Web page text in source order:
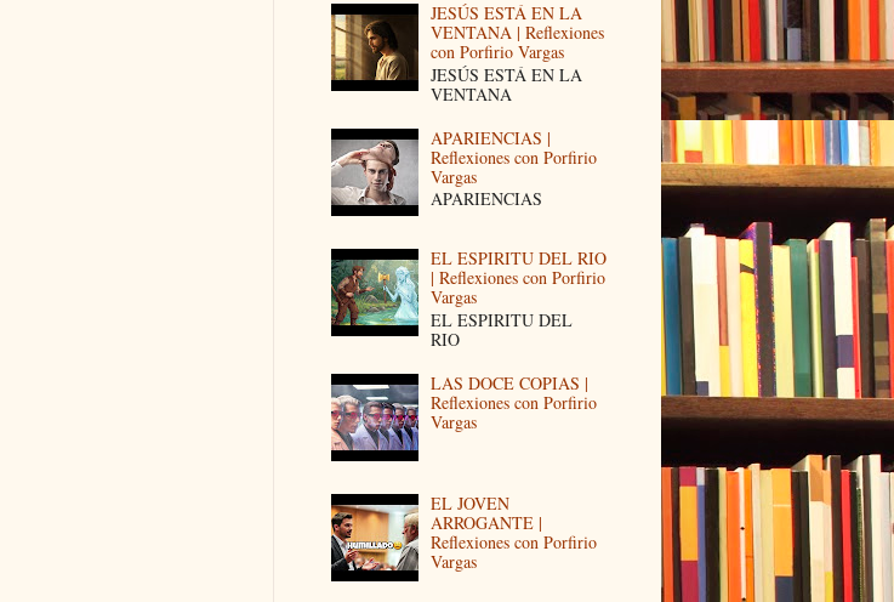
JESÚS ESTÁ EN LA
VENTANA | Reflexiones
con Porfirio Vargas
JESÚS ESTÁ EN LA
VENTANA
APARIENCIAS |
Reflexiones con Porfirio
Vargas
APARIENCIAS
EL ESPIRITU DEL RIO
| Reflexiones con Porfirio
Vargas
EL ESPIRITU DEL
RIO
LAS DOCE COPIAS |
Reflexiones con Porfirio
Vargas
EL JOVEN
ARROGANTE |
Reflexiones con Porfirio
Vargas